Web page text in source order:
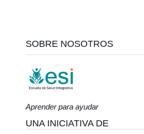
SOBRE NOSOTROS
Aprender para ayudar
UNA INICIATIVA DE